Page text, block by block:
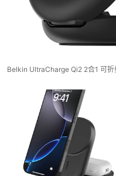
Belkin UltraCharge Qi2 2合1 可